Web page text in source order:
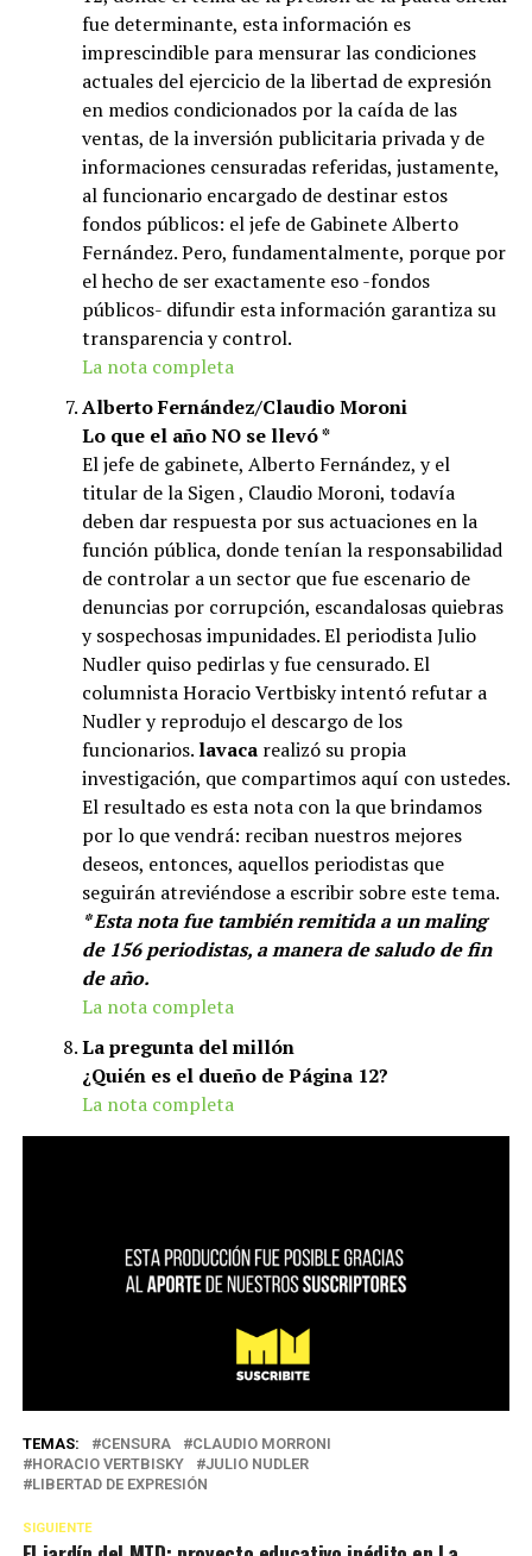
fue determinante, esta información es
imprescindible para mensurar las condiciones
actuales del ejercicio de la libertad de expresión
en medios condicionados por la caída de las
ventas, de la inversión publicitaria privada y de
informaciones censuradas referidas, justamente,
al funcionario encargado de destinar estos
fondos públicos: el jefe de Gabinete Alberto
Fernández. Pero, fundamentalmente, porque por
el hecho de ser exactamente eso -fondos
públicos- difundir esta información garantiza su
transparencia y control.
La nota completa
Alberto Fernández/Claudio Moroni
Lo que el año NO se llevó *
El jefe de gabinete, Alberto Fernández, y el
titular de la Sigen , Claudio Moroni, todavía
deben dar respuesta por sus actuaciones en la
función pública, donde tenían la responsabilidad
de controlar a un sector que fue escenario de
denuncias por corrupción, escandalosas quiebras
y sospechosas impunidades. El periodista Julio
Nudler quiso pedirlas y fue censurado. El
columnista Horacio Vertbisky intentó refutar a
Nudler y reprodujo el descargo de los
funcionarios. lavacarealizó su propia
investigación, que compartimos aquí con ustedes.
El resultado es esta nota con la que brindamos
por lo que vendrá: reciban nuestros mejores
deseos, entonces, aquellos periodistas que
seguirán atreviéndose a escribir sobre este tema.
* Esta nota fue también remitida a un maling
de 156 periodistas, a manera de saludo de fin
de año.
La nota completa
La pregunta del millón
¿Quién es el dueño de Página 12?
La nota completa
TEMAS: CENSURA
CLAUDIO MORRONI
HORACIO VERTBISKY
JULIO NUDLER
LIBERTAD DE EXPRESIÓN
SIGUIENTE